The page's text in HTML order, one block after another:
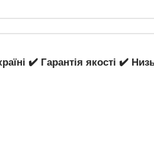
✔️ Гарантія якості ✔️